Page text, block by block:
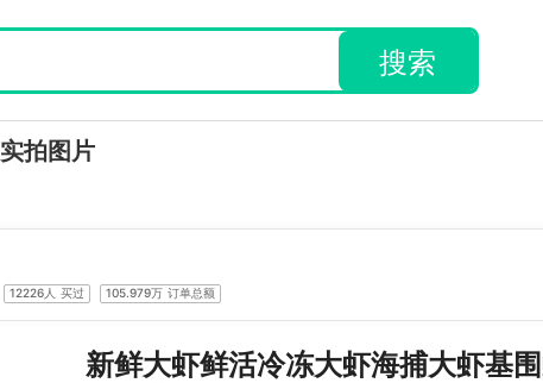
搜索
实拍图片
12226人 买过 105.979万 订单总额
新鲜大虾鲜活冷冻大虾海捕大虾基